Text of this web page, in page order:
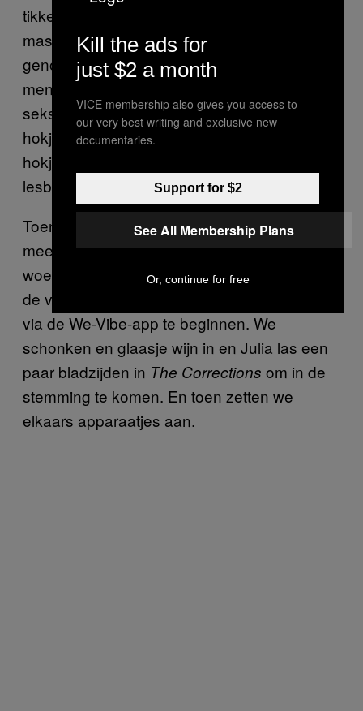
tikkeltje ironisch) met elkaar zouden
masturberen, zouden ze al snel gay worden
genoemd, maar vrouwen en vrouwelijke
mensen kunnen iets verder gaan in hun
seksuele experiment zonder direct in een
hokje te worden geplaatst – behalve dan het
hokje van twee hete lesbiënnes die geen
lesbiënnes zijn, natuurlijk.
Toen het 2017 werd, konden we er echt niet
meer omheen. We kozen een druilerige
woensdagavond om in bed te gaan liggen,
de vibrators in te brengen, en een videochat
via de We-Vibe-app te beginnen. We
schonken en glaasje wijn in en Julia las een
paar bladzijden in The Corrections om in de
stemming te komen. En toen zetten we
elkaars apparaatjes aan.
Kill the ads for
just $2 a month
VICE membership also gives you access to
our very best writing and exclusive new
documentaries.
Support for $2
See All Membership Plans
Or, continue for free